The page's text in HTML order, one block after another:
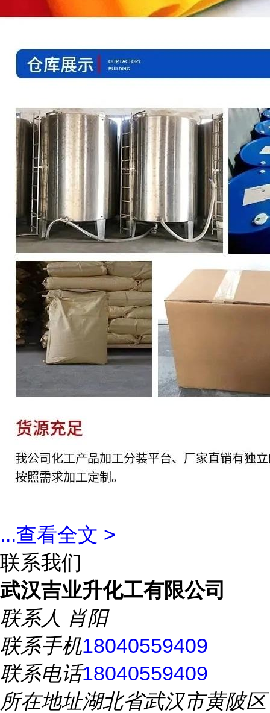
...查看全文 >
联系我们
武汉吉业升化工有限公司
联系人 肖阳
联系手机18040559409
联系电话18040559409
所在地址湖北省武汉市黄陂区